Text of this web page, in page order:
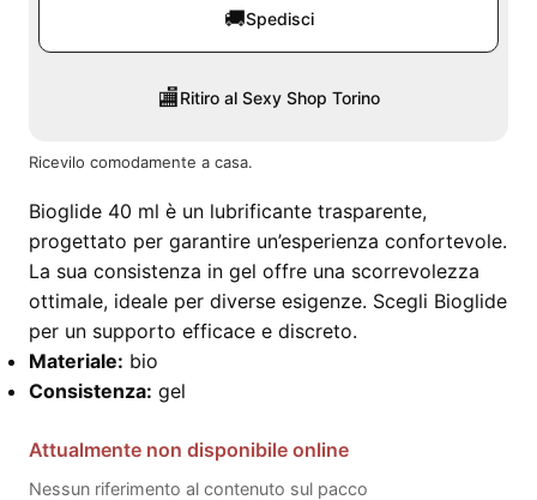
🚚Spedisci
🏬Ritiro al Sexy Shop Torino
Ricevilo comodamente a casa.
Bioglide 40 ml è un lubrificante trasparente,
progettato per garantire un’esperienza confortevole.
La sua consistenza in gel offre una scorrevolezza
ottimale, ideale per diverse esigenze. Scegli Bioglide
per un supporto efficace e discreto.
Materiale: bio
Consistenza: gel
Attualmente non disponibile online
Nessun riferimento al contenuto sul pacco